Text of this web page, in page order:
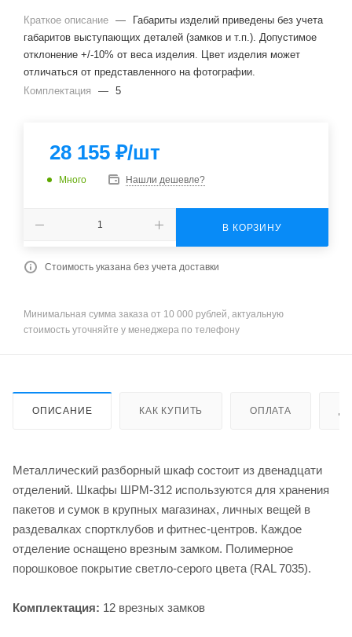
Краткое описание —
Габариты изделий приведены без учета
габаритов выступающих деталей (замков и т.п.). Допустимое
отклонение +/-10% от веса изделия. Цвет изделия может
отличаться от представленного на фотографии.
Комплектация
— 5
28 155 ₽/шт
Много Нашли дешевле?
В КОРЗИНУ
Стоимость указана без учета доставки
Минимальная сумма заказа от 10 000 рублей, актуальную
стоимость уточняйте у менеджера по телефону
ОПИСАНИЕ КАК КУПИТЬ ОПЛАТА
Металлический разборный шкаф состоит из двенадцати
отделений. Шкафы ШРМ-312 используются для хранения
пакетов и сумок в крупных магазинах, личных вещей в
раздевалках спортклубов и фитнес-центров. Каждое
отделение оснащено врезным замком. Полимерное
порошковое покрытие светло-серого цвета (RAL 7035).
Комплектация: 12 врезных замков